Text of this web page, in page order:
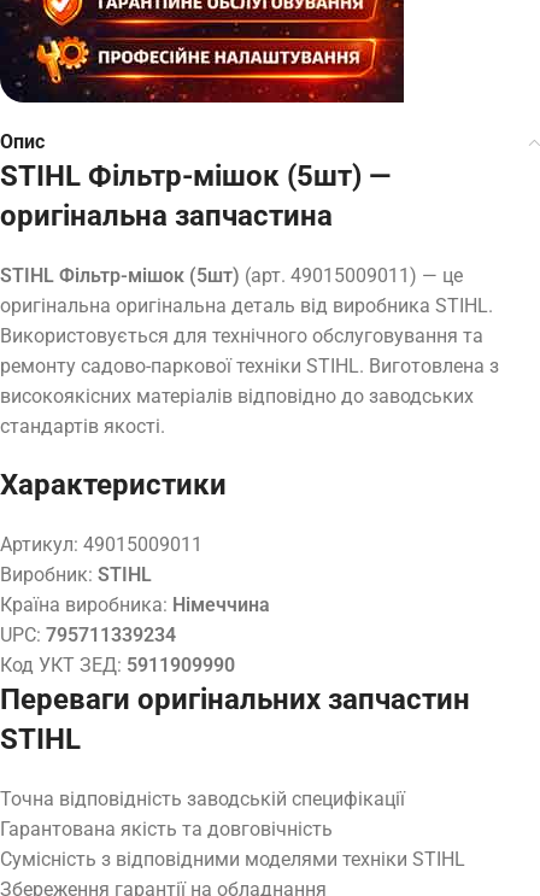
Опис
STIHL Фільтр-мішок (5шт) —
оригінальна запчастина
STIHL Фільтр-мішок (5шт) (арт. 49015009011) — це
оригінальна оригінальна деталь від виробника STIHL.
Використовується для технічного обслуговування та
ремонту садово-паркової техніки STIHL. Виготовлена з
високоякісних матеріалів відповідно до заводських
стандартів якості.
Характеристики
Артикул: 49015009011
Виробник: STIHL
Країна виробника: Німеччина
UPC: 795711339234
Код УКТ ЗЕД: 5911909990
Переваги оригінальних запчастин
STIHL
Точна відповідність заводській специфікації
Гарантована якість та довговічність
Сумісність з відповідними моделями техніки STIHL
Збереження гарантії на обладнання